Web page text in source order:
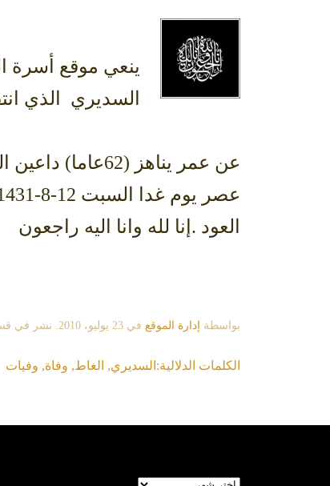
ينعي موقع أسرة
السديري الذي
عن عمر يناهز
العود .إنا لله وانا اليه راجعون
بواسطة إدارة الموقع في 23 يوليو، 2010 . نشر في
الكلمات الدلالية: السديري, الغاط, وفاة, وفيات
الأرشيف